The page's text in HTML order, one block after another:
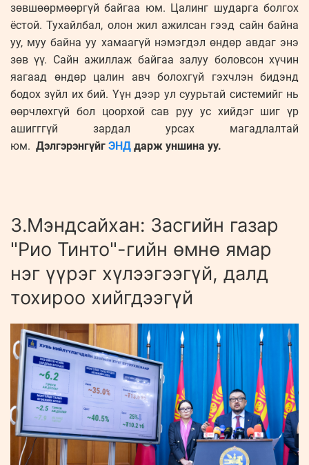
зөвшөөрмөөргүй байгаа юм. Цалинг шударга болгох
ёстой. Тухайлбал, олон жил ажилсан гээд сайн байна
уу, муу байна уу хамаагүй нэмэгдэл өндөр авдаг энэ
зөв үү. Сайн ажиллаж байгаа залуу боловсон хүчин
яагаад өндөр цалин авч болохгүй гэхчлэн бидэнд
бодох зүйл их бий. Үүн дээр ул суурьтай системийг нь
өөрчлөхгүй бол цоорхой сав руу ус хийдэг шиг үр
ашигггүй зардал урсах магадлалтай
юм. Дэлгэрэнгүйг ЭНД дарж уншина уу.
З.Мэндсайхан: Засгийн газар
"Рио Тинто"-гийн өмнө ямар
нэг үүрэг хүлээгээгүй, далд
тохироо хийгдээгүй